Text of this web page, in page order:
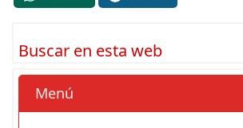
Buscar en esta web
Menú